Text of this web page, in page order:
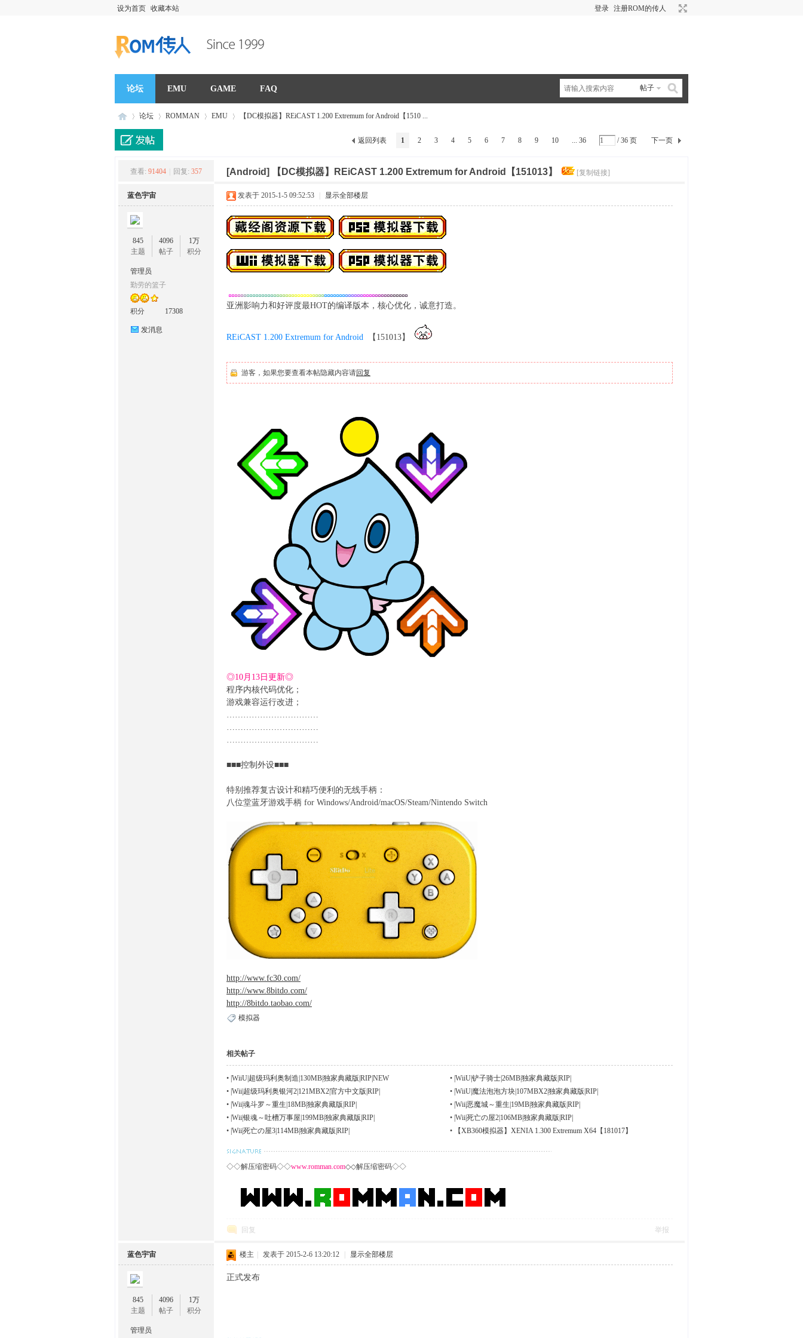
设为首页 收藏本站 登录 注册ROM的传人
帖子
论坛 EMU GAME FAQ
论坛
›
ROMMAN
›
EMU
›
【DC模拟器】REiCAST 1.200 Extremum for Android【1510 ...
1 2 3 4 5 6 7 8 9 10 ... 36 / 36 页 下一页
返回列表
查看: 91404 回复: 357 [Android] 【DC模拟器】REiCAST 1.200 Extremum for Android【151013】 [复制链接]
蓝色宇宙
845
主题
4096
帖子
1万
积分
管理员
勤劳的篮子
积分 17308
发消息
发表于 2015-1-5 09:52:53 显示全部楼层
亚洲影响力和好评度最HOT的编译版本，核心优化，诚意打造。
REiCAST 1.200 Extremum for Android 【151013】
游客，如果您要查看本帖隐藏内容请回复
◎10月13日更新◎
程序内核代码优化；
游戏兼容运行改进；
……………………………
……………………………
……………………………
■■■控制外设■■■
特别推荐复古设计和精巧便利的无线手柄：
八位堂蓝牙游戏手柄 for Windows/Android/macOS/Steam/Nintendo Switch
http://www.fc30.com/
http://www.8bitdo.com/
http://8bitdo.taobao.com/
模拟器
相关帖子
• |WiiU|超级玛利奥制造|130MB|独家典藏版|RIP|NEW • |WiiU|铲子骑士|26MB|独家典藏版|RIP|
• |Wii|超级玛利奥银河2|121MBX2|官方中文版|RIP| • |WiiU|魔法泡泡方块|107MBX2|独家典藏版|RIP|
• |Wii|魂斗罗～重生|18MB|独家典藏版|RIP| • |Wii|恶魔城～重生|19MB|独家典藏版|RIP|
• |Wii|银魂～吐槽万事屋|199MB|独家典藏版|RIP| • |Wii|死亡の屋2|106MB|独家典藏版|RIP|
• |Wii|死亡の屋3|114MB|独家典藏版|RIP| • 【XB360模拟器】XENIA 1.300 Extremum X64【181017】
◇◇解压缩密码◇◇www.romman.com◇◇解压缩密码◇◇
回复 举报
蓝色宇宙
845
主题
4096
帖子
1万
积分
管理员
楼主 发表于 2015-2-6 13:20:12 显示全部楼层
正式发布